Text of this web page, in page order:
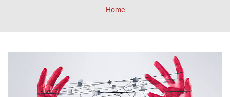
Annali
Home